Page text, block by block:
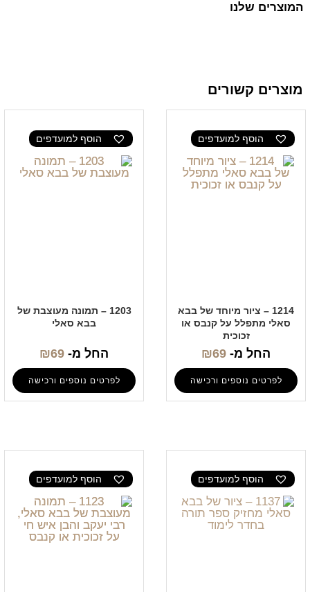
המוצרים שלנו
מוצרים קשורים
הוסף למועדפים
1214 – ציור מיוחד של בבא
סאלי מתפלל על קנבס או
זכוכית
החל מ- ₪69
לפרטים נוספים ורכישה
הוסף למועדפים
1203 – תמונה מעוצבת של
בבא סאלי
החל מ- ₪69
לפרטים נוספים ורכישה
הוסף למועדפים הוסף למועדפים